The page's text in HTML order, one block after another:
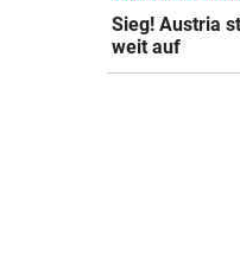
Sieg! Austria
weit auf